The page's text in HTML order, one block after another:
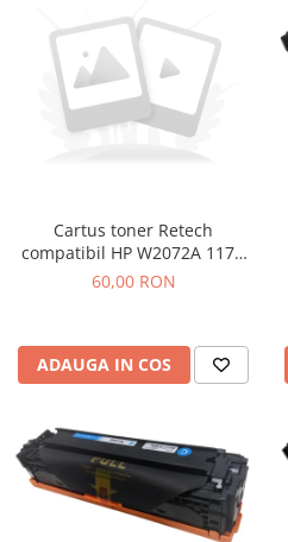
Cartus toner Retech
compatibil HP W2072A 117A
yellow
60,00 RON
ADAUGA IN COS